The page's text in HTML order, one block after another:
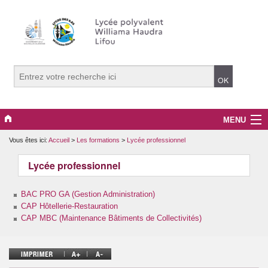
MENU
Le lycée
Les formations
La vie lycéenne
Restaurant d’application
Actualités
Vous êtes ici: Accueil > Les formations > Lycée professionnel
Lycée professionnel
BAC PRO GA (Gestion Administration)
CAP Hôtellerie-Restauration
CAP MBC (Maintenance Bâtiments de Collectivités)